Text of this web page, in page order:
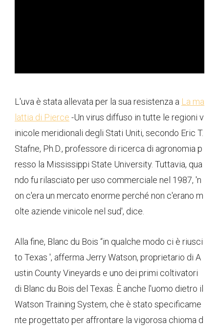
L'uva è stata allevata per la sua resistenza a La ma
lattia di Pierce -Un virus diffuso in tutte le regioni v
inicole meridionali degli Stati Uniti, secondo Eric T.
Stafne, Ph.D., professore di ricerca di agronomia p
resso la Mississippi State University. Tuttavia, qua
ndo fu rilasciato per uso commerciale nel 1987, 'n
on c'era un mercato enorme perché non c'erano m
olte aziende vinicole nel sud', dice.
Alla fine, Blanc du Bois “in qualche modo ci è riusci
to Texas ', afferma Jerry Watson, proprietario di A
ustin County Vineyards e uno dei primi coltivatori
di Blanc du Bois del Texas. È anche l'uomo dietro il
Watson Training System, che è stato specificame
nte progettato per affrontare la vigorosa chioma d